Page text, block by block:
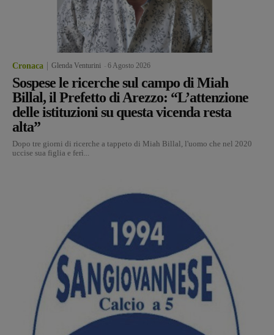
Cronaca Glenda Venturini 6 Agosto 2026
Sospese le ricerche sul campo di Miah
Billal, il Prefetto di Arezzo: “L’attenzione
delle istituzioni su questa vicenda resta
alta”
Dopo tre giorni di ricerche a tappeto di Miah Billal, l'uomo che nel 2020
uccise sua figlia e ferì...